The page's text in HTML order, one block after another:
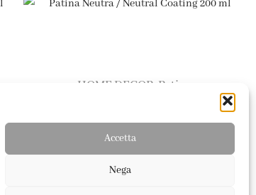
Accetta
Nega
HOME DECOR Patine
Patina Neutra / Neutral Coating 200 ml
9,50